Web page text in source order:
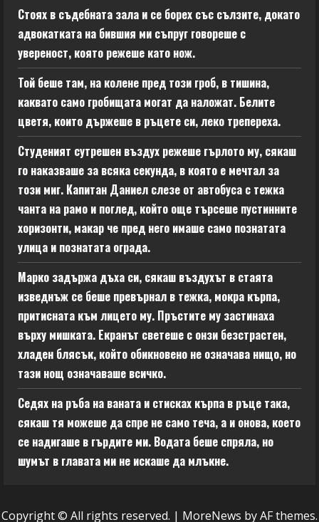
Стоях в съдебната зала и се борех със сълзите, докато
адвокатката на бившия ми съпруг говореше с
увереност, която режеше като нож.
Той беше там, на колене пред този гроб, в тишина,
каквато само гробищата могат да наложат. Белите
цветя, които държеше в ръцете си, леко трепереха.
Студеният сутрешен въздух режеше гърлото му, сякаш
го наказваше за всяка секунда, в която е мечтал за
този миг. Капитан Даниел слезе от автобуса с тежка
чанта на рамо и поглед, който още търсеше пустинните
хоризонти, макар че пред него имаше само познатата
улица и познатата ограда.
Марко задържа дъха си, сякаш въздухът в стаята
изведнъж се беше превърнал в тежка, мокра кърпа,
притисната към лицето му. Пръстите му застинаха
върху мишката. Екранът светеше с онзи безстрастен,
хладен блясък, който обикновено не означава нищо, но
тази нощ означаваше всичко.
Седях на ръба на ваната и стисках кърпа в ръце така,
сякаш тя можеше да спре не само теча, а и онова, което
се надигаше в гърдите ми. Водата беше спряла, но
шумът в главата ми не искаше да млъкне.
Copyright © All rights reserved. | MoreNews by AF themes.